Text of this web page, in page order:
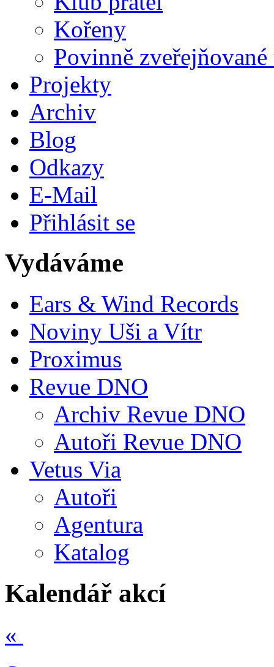
Kořeny
Povinně zveřejňované
Projekty
Archiv
Blog
Odkazy
E-Mail
Přihlásit se
Vydáváme
Ears & Wind Records
Noviny Uši a Vítr
Proximus
Revue DNO
Archiv Revue DNO
Autoři Revue DNO
Vetus Via
Autoři
Agentura
Katalog
Kalendář akcí
«